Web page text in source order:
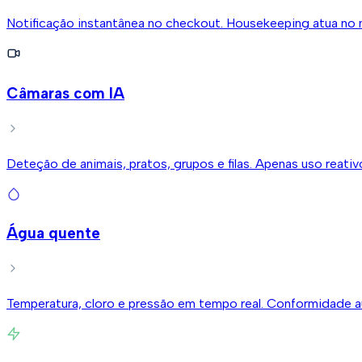
Notificação instantânea no checkout. Housekeeping atua no
Câmaras com IA
Deteção de animais, pratos, grupos e filas. Apenas uso
Água quente
Temperatura, cloro e pressão em tempo real. Conformidade